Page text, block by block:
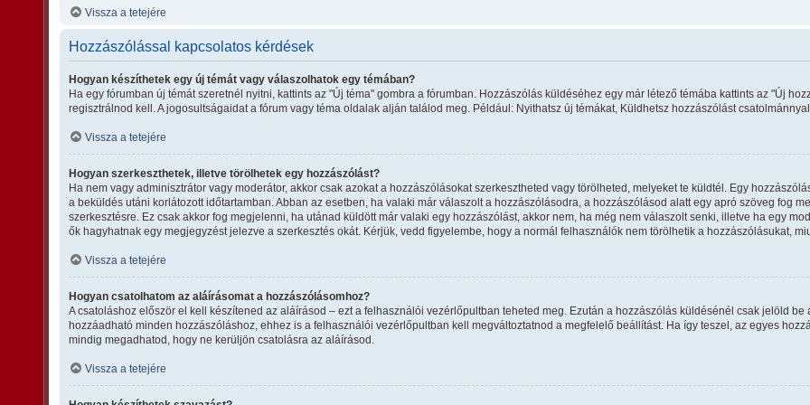
Vissza a tetejére
Hozzászólással kapcsolatos kérdések
Hogyan készíthetek egy új témát vagy válaszolhatok egy témában?
Ha egy fórumban új témát szeretnél nyitni, kattints az "Új téma" gombra a fórumban. Hozzászólás küldéséhez egy már létező témába kattints az "Új
regisztrálnod kell. A jogosultságaidat a fórum vagy téma oldalak alján találod meg. Például: Nyithatsz új témákat, Küldhetsz hozzászólást
Vissza a tetejére
Hogyan szerkeszthetek, illetve törölhetek egy hozzászólást?
Ha nem vagy adminisztrátor vagy moderátor, akkor csak azokat a hozzászólásokat szerkesztheted vagy törölheted, melyeket te küldtél. Egy
a beküldés utáni korlátozott időtartamban. Abban az esetben, ha valaki már válaszolt a hozzászólásodra, a hozzászólásod alatt egy apró szöveg fog
szerkesztésre. Ez csak akkor fog megjelenni, ha utánad küldött már valaki egy hozzászólást, akkor nem, ha még nem válaszolt senki, illetve ha egy
ők hagyhatnak egy megjegyzést jelezve a szerkesztés okát. Kérjük, vedd figyelembe, hogy a normál felhasználók nem törölhetik a hozzászólásukat,
Vissza a tetejére
Hogyan csatolhatom az aláírásomat a hozzászólásomhoz?
A csatoláshoz először el kell készítened az aláírásod – ezt a felhasználói vezérlőpultban teheted meg. Ezután a hozzászólás küldésénél csak jelöld be
hozzáadható minden hozzászóláshoz, ehhez is a felhasználói vezérlőpultban kell megváltoztatnod a megfelelő beállítást. Ha így teszel, az egyes
mindig megadhatod, hogy ne kerüljön csatolásra az aláírásod.
Vissza a tetejére